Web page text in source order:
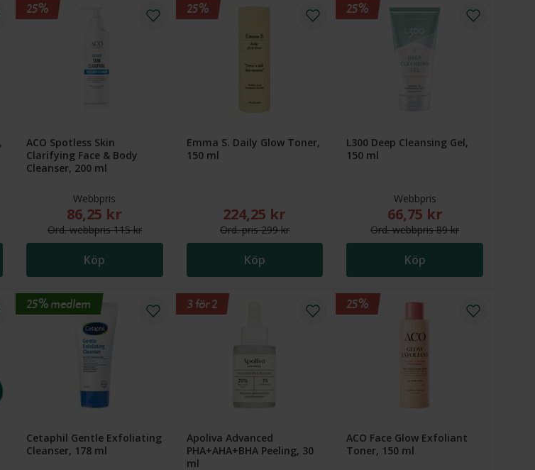
59,25 kr. Ordinarie webbpris (överstruket): 79 kr
ACO Spotless Skin
Clarifying Face & Body
Cleanser, 200 ml
Webbpris
Nytt reducerat pris: 86,25 kr. Ordinarie webbpris (överstruket): 115 kr
86,25 kr
Ord.webbpris115 kr
Köp
25%
Emma S. Daily Glow Toner,
150 ml
Nytt reducerat pris: 224,25 kr. Ordinarie pris (överstruket):
224,25 kr
Ord.pris299 kr
Köp
25%
L300 Deep Cleansing Gel,
150 ml
Webbpris
Nytt reducerat pris: 66,75
66,75 kr
Ord.webbpris89 kr
Köp
25%
Cetaphil Gentle Exfoliating
Cleanser, 178 ml
25% medlem
Apoliva Advanced
PHA+AHA+BHA Peeling, 30
ml
3 för 2
ACO Face Glow Exfoliant
Toner, 150 ml
25%